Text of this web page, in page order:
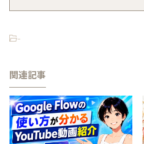
-
関連記事